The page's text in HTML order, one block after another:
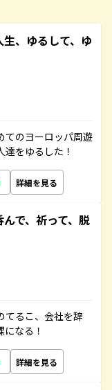
、ゆるして、ゆ
てのヨーロッパ周遊
をゆるした！
詳細を見る
で、祈って、脱
てるこ、会社を辞
なる！
詳細を見る